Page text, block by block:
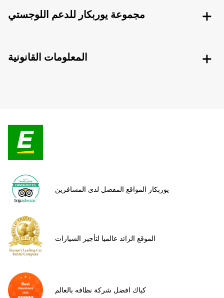
مجموعة يوربكار للدعم اللوجستي
المعلومات القانونية
يوربكار المواقع المفضل لدى المسافرين
الموقع الرائد عالميا لتأجير السيارات
كياك افضل شركة نظافه بالعالم